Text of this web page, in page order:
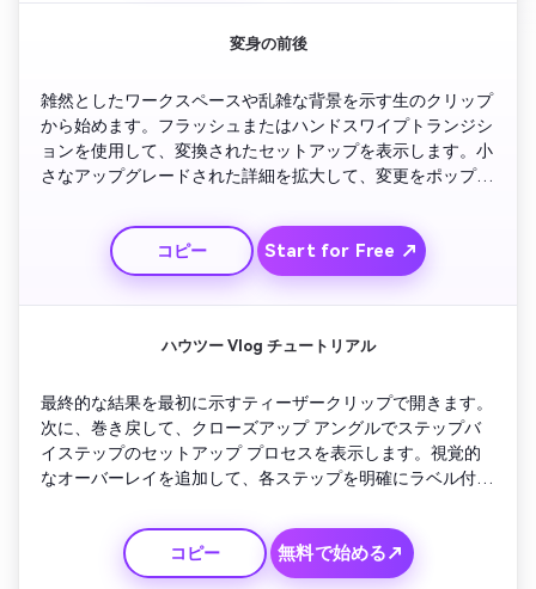
変身の前後
雑然としたワークスペースや乱雑な背景を示す生のクリップ
から始めます。フラッシュまたはハンドスワイプトランジシ
ョンを使用して、変換されたセットアップを表示します。小
さなアップグレードされた詳細を拡大して、変更をポップア
します。あなたが笑顔で、視聴者に自分の変身についてコメ
ントするように誘って締めくくります。
コピー Start for Free ↗
ハウツー Vlog チュートリアル
最終的な結果を最初に示すティーザークリップで開きます。
次に、巻き戻して、クローズアップ アングルでステップバ
イステップのセットアップ プロセスを表示します。視覚的
なオーバーレイを追加して、各ステップを明確にラベル付け
イドします。リテンションを促進するために、画面上のチェ
ックリストで主要な手順を要約して最後にまとめます。
コピー 無料で始める↗